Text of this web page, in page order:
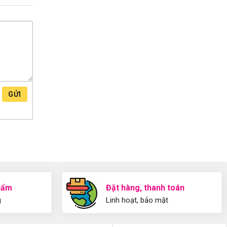
GỬI
Đặt hàng, thanh toán
Linh hoạt, bảo mật